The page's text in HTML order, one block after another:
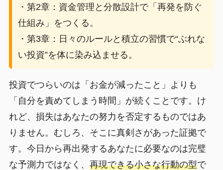
・第2章：資金管理と分散設計で「再発を防ぐ
仕組み」をつくる。
・第3章：日々のルールと積立の習慣で“ぶれな
い投資”を体に染み込ませる。
投資でつらいのは「お金が減ったこと」よりも
「自分を責めてしまう時間」が続くことです。け
れど、損失はあなたの努力を否定するものではあ
りません。むしろ、そこに真剣さがあった証拠で
す。今日から再出発するあなたに必要なのは完璧
な予測力ではなく、 再現できる小さな行動の型で